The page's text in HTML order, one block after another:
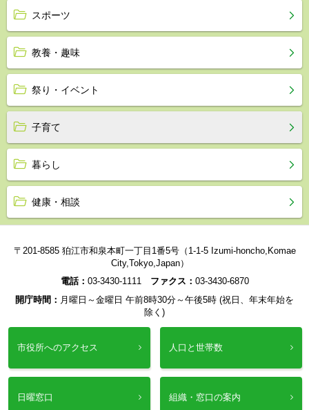
スポーツ
教養・趣味
祭り・イベント
子育て
暮らし
健康・相談
〒201-8585 狛江市和泉本町一丁目1番5号（1-1-5 Izumi-honcho,Komae
City,Tokyo,Japan）
電話： 03-3430-1111 ファクス： 03-3430-6870
開庁時間： 月曜日～金曜日 午前8時30分～午後5時 (祝日、年末年始を
除く)
市役所へのアクセス 人口と世帯数
日曜窓口 組織・窓口の案内